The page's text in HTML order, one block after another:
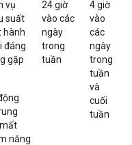
vụ
suất
hành
đáng
gặp
năng
24 giờ
vào các
ngày
trong
tuần
4 giờ
vào
các
ngày
trong
tuần
và
cuối
tuần